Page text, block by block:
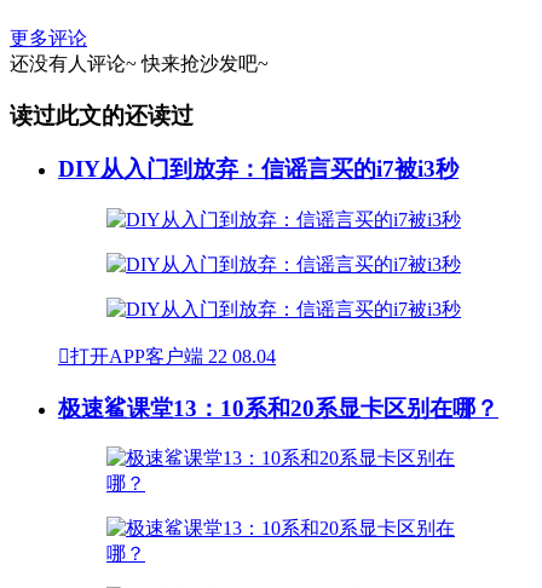
更多评论
还没有人评论~ 快来抢沙发吧~
读过此文的还读过
DIY从入门到放弃：信谣言买的i7被i3秒
打开APP客户端 22 08.04
极速鲨课堂13：10系和20系显卡区别在哪？